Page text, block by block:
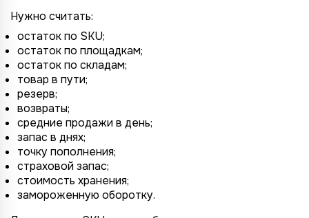
Нужно считать:
остаток по SKU;
остаток по площадкам;
остаток по складам;
товар в пути;
резерв;
возвраты;
средние продажи в день;
запас в днях;
точку пополнения;
страховой запас;
стоимость хранения;
замороженную оборотку.